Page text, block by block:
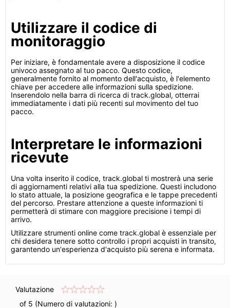
Utilizzare il codice di
monitoraggio
Per iniziare, è fondamentale avere a disposizione il codice
univoco assegnato al tuo pacco. Questo codice,
generalmente fornito al momento dell'acquisto, è l'elemento
chiave per accedere alle informazioni sulla spedizione.
Inserendolo nella barra di ricerca di track.global, otterrai
immediatamente i dati più recenti sul movimento del tuo
pacco.
Interpretare le informazioni
ricevute
Una volta inserito il codice, track.global ti mostrerà una serie
di aggiornamenti relativi alla tua spedizione. Questi includono
lo stato attuale, la posizione geografica e le tappe precedenti
del percorso. Prestare attenzione a queste informazioni ti
permetterà di stimare con maggiore precisione i tempi di
arrivo.
Utilizzare strumenti online come track.global è essenziale per
chi desidera tenere sotto controllo i propri acquisti in transito,
garantendo un'esperienza d'acquisto più serena e informata.
Valutazione
of 5 (Numero di valutazioni: )